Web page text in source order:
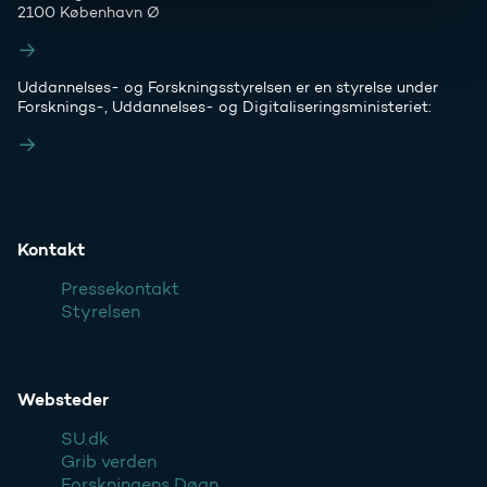
2100 København Ø
Uddannelses- og Forskningsstyrelsen er en styrelse under
Forsknings-, Uddannelses- og Digitaliseringsministeriet:
Kontakt
Pressekontakt
Styrelsen
Websteder
SU.dk
Grib verden